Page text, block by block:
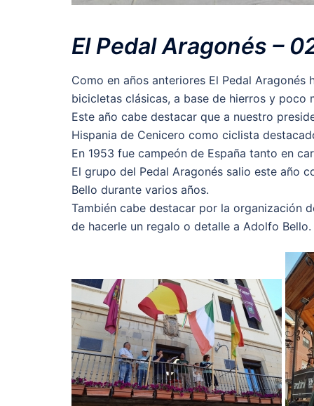
El Pedal Aragonés –
Como en años anteriores El Pedal
bicicletas clásicas, a base de hierros y poco
Este año cabe destacar que a nuestro
Hispania de Cenicero como ciclista
En 1953 fue campeón de España tanto en
El grupo del Pedal Aragonés salio este año
Bello durante varios años.
También cabe destacar por la organización
de hacerle un regalo o detalle a Adolfo Bello.